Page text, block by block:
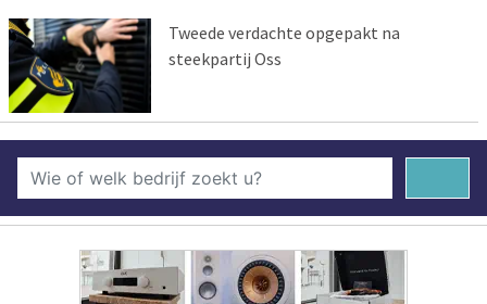
Tweede verdachte opgepakt na
steekpartij Oss